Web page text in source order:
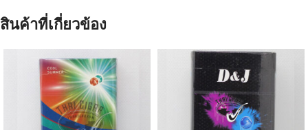
สินค้าที่เกี่ยวข้อง